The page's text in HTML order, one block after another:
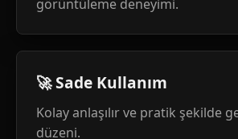
görüntüleme deneyimi.
🚀 Sade Kullanım
Kolay anlaşılır ve pratik şekilde
düzeni.